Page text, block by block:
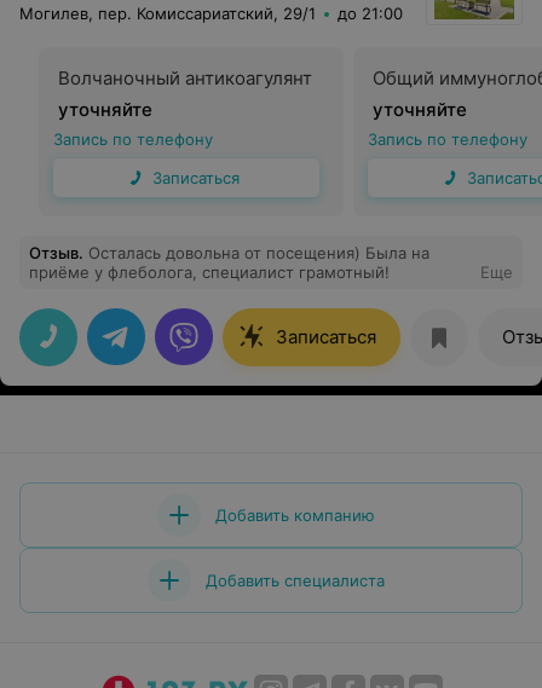
Могилев, пер. Комиссариатский, 29/1 до 21:00
Волчаночный антикоагулянт
уточняйте
Запись по телефону
Записаться
Общий
уточняйте
Запись по телефону
Отзыв. Осталась довольна от посещения) Была на
приёме у флеболога, специалист грамотный!
Еще
Записаться
Добавить компанию
Добавить специалиста